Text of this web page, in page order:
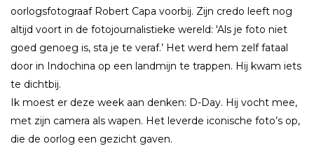
oorlogsfotograaf Robert Capa voorbij. Zijn credo leeft nog
altijd voort in de fotojournalistieke wereld: 'Als je foto niet
goed genoeg is, sta je te veraf.’ Het werd hem zelf fataal
door in Indochina op een landmijn te trappen. Hij kwam iets
te dichtbij.
Ik moest er deze week aan denken: D-Day. Hij vocht mee,
met zijn camera als wapen. Het leverde iconische foto’s op,
die de oorlog een gezicht gaven.